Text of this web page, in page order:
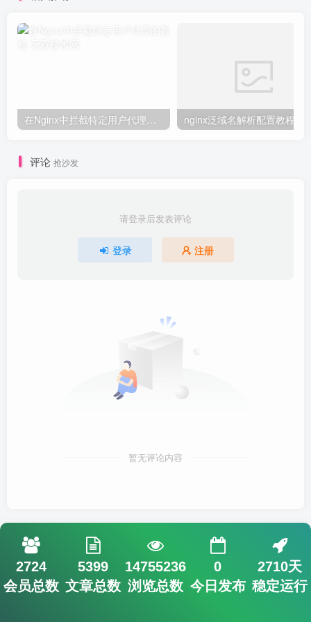
在Nginx中拦截特定用户代理的教程 nginx泛域名解析配置教程
评论 抢沙发
请登录后发表评论
登录 注册
暂无评论内容
2724
会员总数
5399
文章总数
14755236
浏览总数
0
今日发布
2710天
稳定运行